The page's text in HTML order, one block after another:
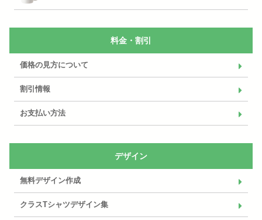
料金・割引
価格の見方について
割引情報
お支払い方法
デザイン
無料デザイン作成
クラスTシャツデザイン集